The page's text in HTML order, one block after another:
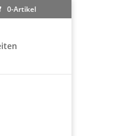
0-Artikel